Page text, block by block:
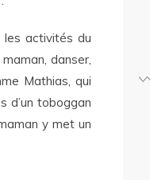
les activités du
danser,
Mathias, qui
d’un toboggan
y met un